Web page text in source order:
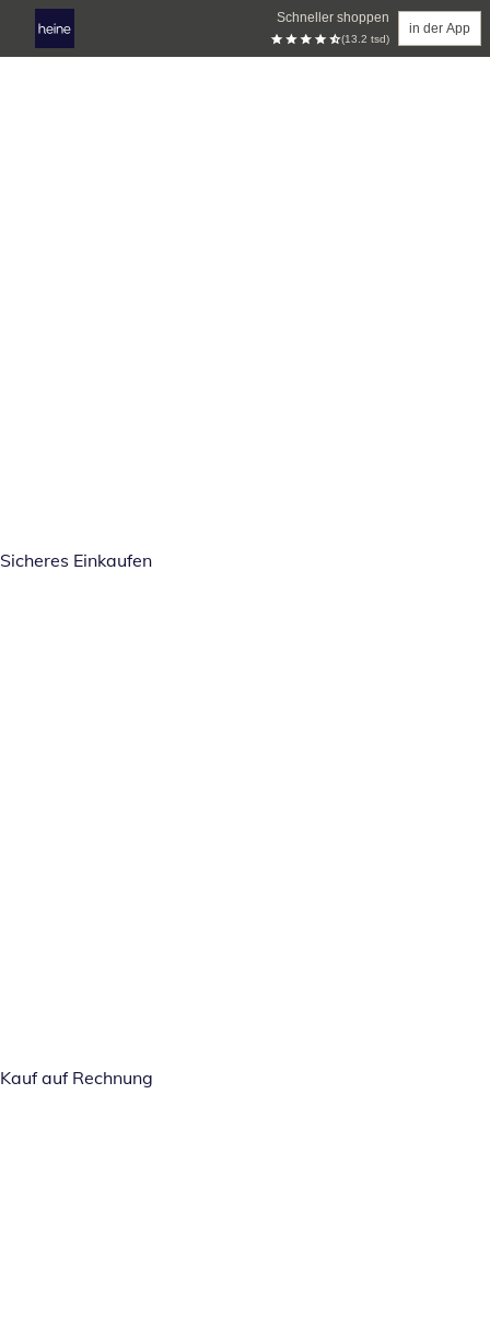
Schneller shoppen
(13.2 tsd)
in der App
Sicheres Einkaufen
Kauf auf Rechnung